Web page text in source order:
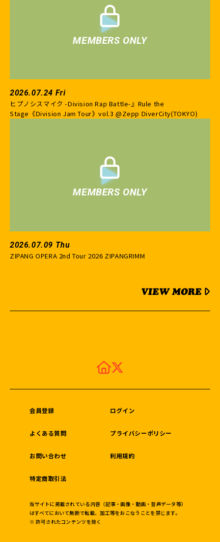
2026.07.24 Fri
ヒプノシスマイク -Division Rap Battle-』Rule the
Stage《Division Jam Tour》vol.3 @Zepp DiverCity(TOKYO)
2026.07.09 Thu
ZIPANG OPERA 2nd Tour 2026 ZIPANGRIMM
会員登録 ログイン
よくある質問 プライバシーポリシー
お問い合わせ 利用規約
特定商取引法
当サイトに掲載されている内容（記事・画像・動画・音声データ等）
はすべてにおいて無断で転載、加工等をおこなうことを禁じます。
※ 許可されたコンテンツを除く